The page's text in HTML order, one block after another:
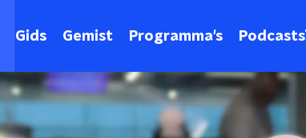
Gids Gemist Programma's Podcasts